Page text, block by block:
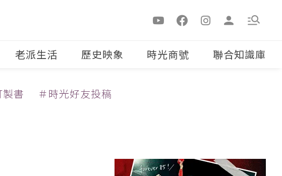
老派生活 歷史映象 時光商號 聯合知識庫
書 ＃時光好友投稿